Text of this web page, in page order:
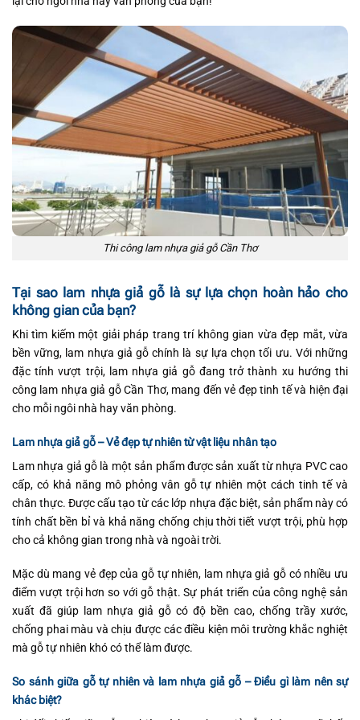
Thi công lam nhựa giả gỗ Cần Thơ
Tại sao lam nhựa giả gỗ là sự lựa chọn hoàn hảo cho
không gian của bạn?
Khi tìm kiếm một giải pháp trang trí không gian vừa đẹp mắt, vừa
bền vững, lam nhựa giả gỗ chính là sự lựa chọn tối ưu. Với những
đặc tính vượt trội, lam nhựa giả gỗ đang trở thành xu hướng thi
công lam nhựa giả gỗ Cần Thơ, mang đến vẻ đẹp tinh tế và hiện đại
cho mỗi ngôi nhà hay văn phòng.
Lam nhựa giả gỗ – Vẻ đẹp tự nhiên từ vật liệu nhân tạo
Lam nhựa giả gỗ là một sản phẩm được sản xuất từ nhựa PVC cao
cấp, có khả năng mô phỏng vân gỗ tự nhiên một cách tinh tế và
chân thực. Được cấu tạo từ các lớp nhựa đặc biệt, sản phẩm này có
tính chất bền bỉ và khả năng chống chịu thời tiết vượt trội, phù hợp
cho cả không gian trong nhà và ngoài trời.
Mặc dù mang vẻ đẹp của gỗ tự nhiên, lam nhựa giả gỗ có nhiều ưu
điểm vượt trội hơn so với gỗ thật. Sự phát triển của công nghệ sản
xuất đã giúp lam nhựa giả gỗ có độ bền cao, chống trầy xước,
chống phai màu và chịu được các điều kiện môi trường khắc nghiệt
mà gỗ tự nhiên khó có thể làm được.
So sánh giữa gỗ tự nhiên và lam nhựa giả gỗ – Điều gì làm nên sự
khác biệt?